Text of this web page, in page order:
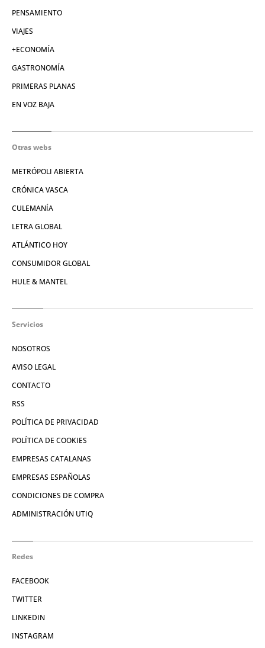
PENSAMIENTO
VIAJES
+ECONOMÍA
GASTRONOMÍA
PRIMERAS PLANAS
EN VOZ BAJA
Otras webs
METRÓPOLI ABIERTA
CRÓNICA VASCA
CULEMANÍA
LETRA GLOBAL
ATLÁNTICO HOY
CONSUMIDOR GLOBAL
HULE & MANTEL
Servicios
NOSOTROS
AVISO LEGAL
CONTACTO
RSS
POLÍTICA DE PRIVACIDAD
POLÍTICA DE COOKIES
EMPRESAS CATALANAS
EMPRESAS ESPAÑOLAS
CONDICIONES DE COMPRA
ADMINISTRACIÓN UTIQ
Redes
FACEBOOK
TWITTER
LINKEDIN
INSTAGRAM